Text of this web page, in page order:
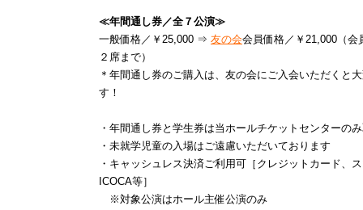
≪年間通し券／全７公演≫
一般価格／￥25,000 ⇒ 友の会会員価格／￥21,000（会
２席まで）
＊年間通し券のご購入は、友の会にご入会いただくと
す！
・年間通し券と学生券は当ホールチケットセンターの
・未就学児童の入場はご遠慮いただいております
・キャッシュレス決済ご利用可［クレジットカード、
ICOCA等］
※対象公演はホール主催公演のみ